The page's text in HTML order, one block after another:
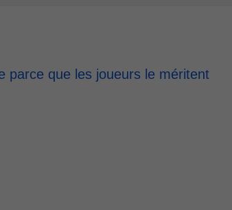
parce que les joueurs le méritent